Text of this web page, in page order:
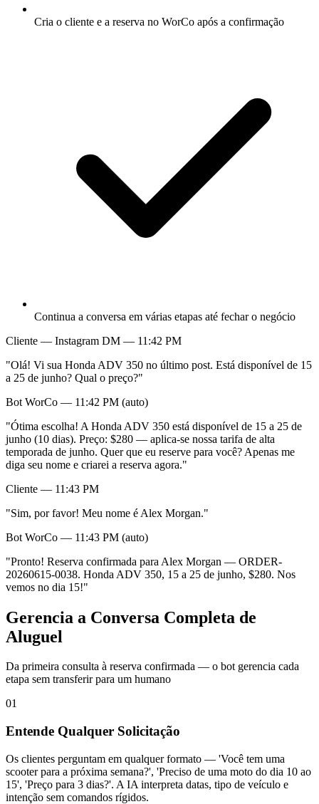
Cria o cliente e a reserva no WorCo após a confirmação
Continua a conversa em várias etapas até fechar o negócio
Cliente — Instagram DM — 11:42 PM
"Olá! Vi sua Honda ADV 350 no último post. Está disponível de 15
a 25 de junho? Qual o preço?"
Bot WorCo — 11:42 PM (auto)
"Ótima escolha! A Honda ADV 350 está disponível de 15 a 25 de
junho (10 dias). Preço: $280 — aplica-se nossa tarifa de alta
temporada de junho. Quer que eu reserve para você? Apenas me
diga seu nome e criarei a reserva agora."
Cliente — 11:43 PM
"Sim, por favor! Meu nome é Alex Morgan."
Bot WorCo — 11:43 PM (auto)
"Pronto! Reserva confirmada para Alex Morgan — ORDER-
20260615-0038. Honda ADV 350, 15 a 25 de junho, $280. Nos
vemos no dia 15!"
Gerencia a Conversa Completa de
Aluguel
Da primeira consulta à reserva confirmada — o bot gerencia cada
etapa sem transferir para um humano
01
Entende Qualquer Solicitação
Os clientes perguntam em qualquer formato — 'Você tem uma
scooter para a próxima semana?', 'Preciso de uma moto do dia 10 ao
15', 'Preço para 3 dias?'. A IA interpreta datas, tipo de veículo e
intenção sem comandos rígidos.